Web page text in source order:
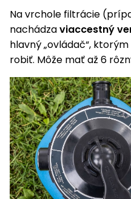
Postrekovače
a rosiče
Príslušenstvo
Na vrchole filtrácie
nachádzaviaccestný
hlavný „ovládač“,
robiť. Môže mať až 6